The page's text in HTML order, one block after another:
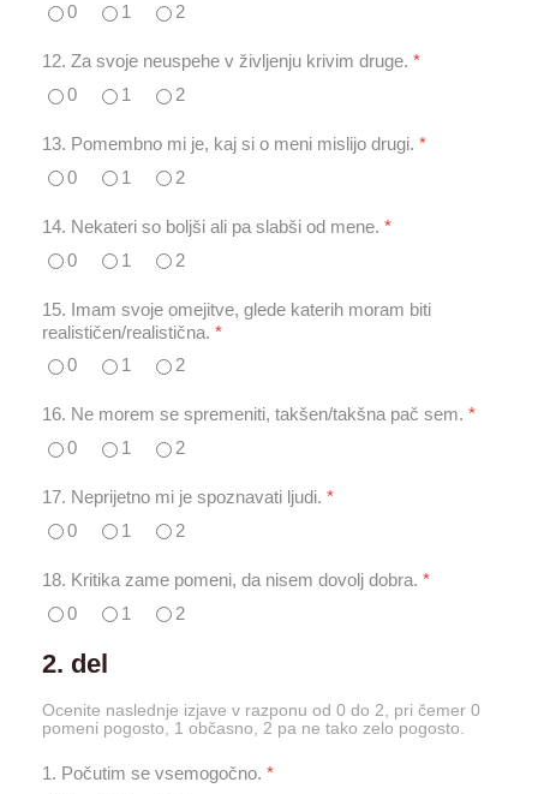
0
1 2
12. Za svoje neuspehe v življenju krivim druge. *
0
1 2
13. Pomembno mi je, kaj si o meni mislijo drugi. *
0
1 2
14. Nekateri so boljši ali pa slabši od mene. *
0
1 2
15. Imam svoje omejitve, glede katerih moram biti
realističen/realistična. *
0
1 2
16. Ne morem se spremeniti, takšen/takšna pač sem. *
0
1 2
17. Neprijetno mi je spoznavati ljudi. *
0
1 2
18. Kritika zame pomeni, da nisem dovolj dobra. *
0
1 2
2. del
Ocenite naslednje izjave v razponu od 0 do 2, pri čemer 0
pomeni pogosto, 1 občasno, 2 pa ne tako zelo pogosto.
1. Počutim se vsemogočno. *